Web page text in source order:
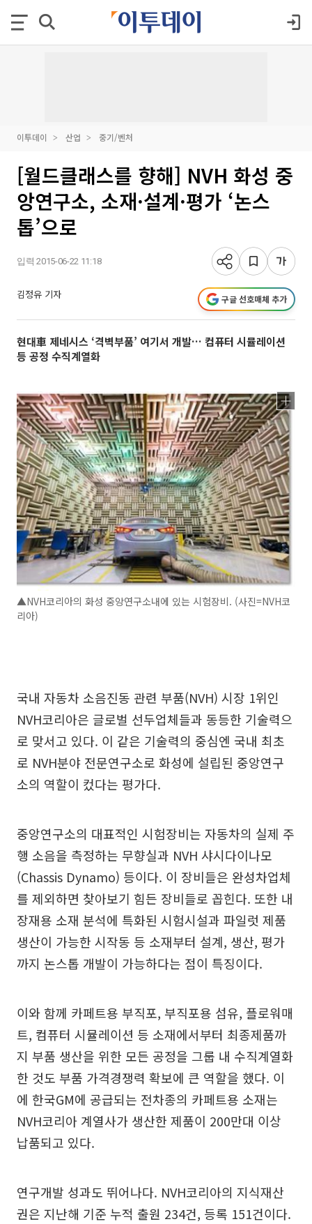
이투데이 산업 중기/벤처
[월드클래스를 향해] NVH 화성 중
앙연구소, 소재·설계·평가 ‘논스
톱’으로
입력 2015-06-22 11:18
김정유 기자 구글 선호매체 추가
현대車 제네시스 ‘격벽부품’ 여기서 개발… 컴퓨터 시뮬레이션
등 공정 수직계열화
▲NVH코리아의 화성 중앙연구소내에 있는 시험장비. (사진=NVH코
리아)
국내 자동차 소음진동 관련 부품(NVH) 시장 1위인
NVH코리아은 글로벌 선두업체들과 동등한 기술력으
로 맞서고 있다. 이 같은 기술력의 중심엔 국내 최초
로 NVH분야 전문연구소로 화성에 설립된 중앙연구
소의 역할이 컸다는 평가다.
중앙연구소의 대표적인 시험장비는 자동차의 실제 주
행 소음을 측정하는 무향실과 NVH 샤시다이나모
(Chassis Dynamo) 등이다. 이 장비들은 완성차업체
를 제외하면 찾아보기 힘든 장비들로 꼽힌다. 또한 내
장재용 소재 분석에 특화된 시험시설과 파일럿 제품
생산이 가능한 시작동 등 소재부터 설계, 생산, 평가
까지 논스톱 개발이 가능하다는 점이 특징이다.
이와 함께 카페트용 부직포, 부직포용 섬유, 플로워매
트, 컴퓨터 시뮬레이션 등 소재에서부터 최종제품까
지 부품 생산을 위한 모든 공정을 그룹 내 수직계열화
한 것도 부품 가격경쟁력 확보에 큰 역할을 했다. 이
에 한국GM에 공급되는 전차종의 카페트용 소재는
NVH코리아 계열사가 생산한 제품이 200만대 이상
납품되고 있다.
연구개발 성과도 뛰어나다. NVH코리아의 지식재산
권은 지난해 기준 누적 출원 234건, 등록 151건이다.